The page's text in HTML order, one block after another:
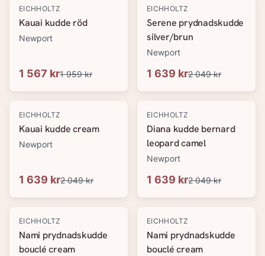
-20%
EICHHOLTZ
Kauai kudde röd
Newport
1 567 kr1 959 kr
-20%
EICHHOLTZ
Serene prydnadskudde
silver/brun
Newport
1 639 kr2 049 kr
-20%
EICHHOLTZ
Kauai kudde cream
Newport
1 639 kr2 049 kr
-20%
EICHHOLTZ
Diana kudde bernard
leopard camel
Newport
1 639 kr2 049 kr
-20%
EICHHOLTZ
Nami prydnadskudde
bouclé cream
-20%
EICHHOLTZ
Nami prydnadskudde
bouclé cream